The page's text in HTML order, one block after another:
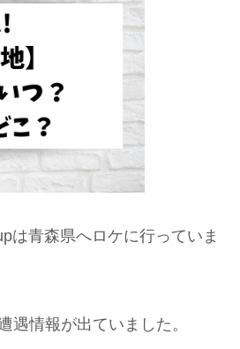
は青森県へロケに行っていま
遇情報が出ていました。